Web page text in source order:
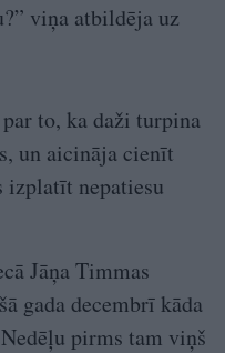
viņa atbildēja uz
to, ka daži turpina
un aicināja cienīt
izplatīt nepatiesu
Jāņa Timmas
gada decembrī kāda
pirms tam viņš